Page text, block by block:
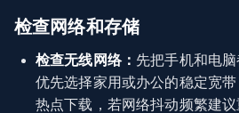
检查网络和存储
检查无线网络： 先把手机和电
优先选择家用或办公的稳定宽
热点下载，若网络抖动频繁建